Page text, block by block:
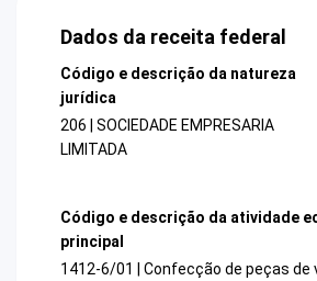
Dados da receita federal
Código e descrição da natureza
jurídica
206 | SOCIEDADE EMPRESARIA
LIMITADA
Código e descrição da atividade
principal
1412-6/01 | Confecção de peças de